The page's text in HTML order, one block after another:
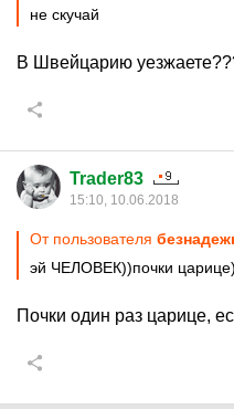
не скучай
В Швейцарию
Trader83
15:10, 10.06.2018
От пользователя
эй ЧЕЛОВЕК))почки
Почки один раз царице,